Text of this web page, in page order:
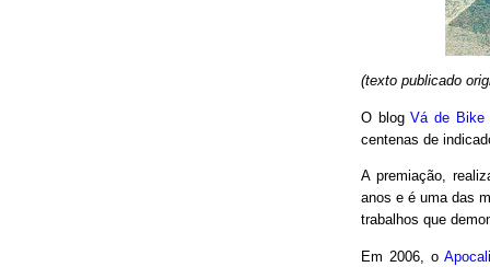
(texto publicado
O blogVá de Bike
centenas de
A premiação,
anos e é uma das
trabalhos que
Em 2006, o